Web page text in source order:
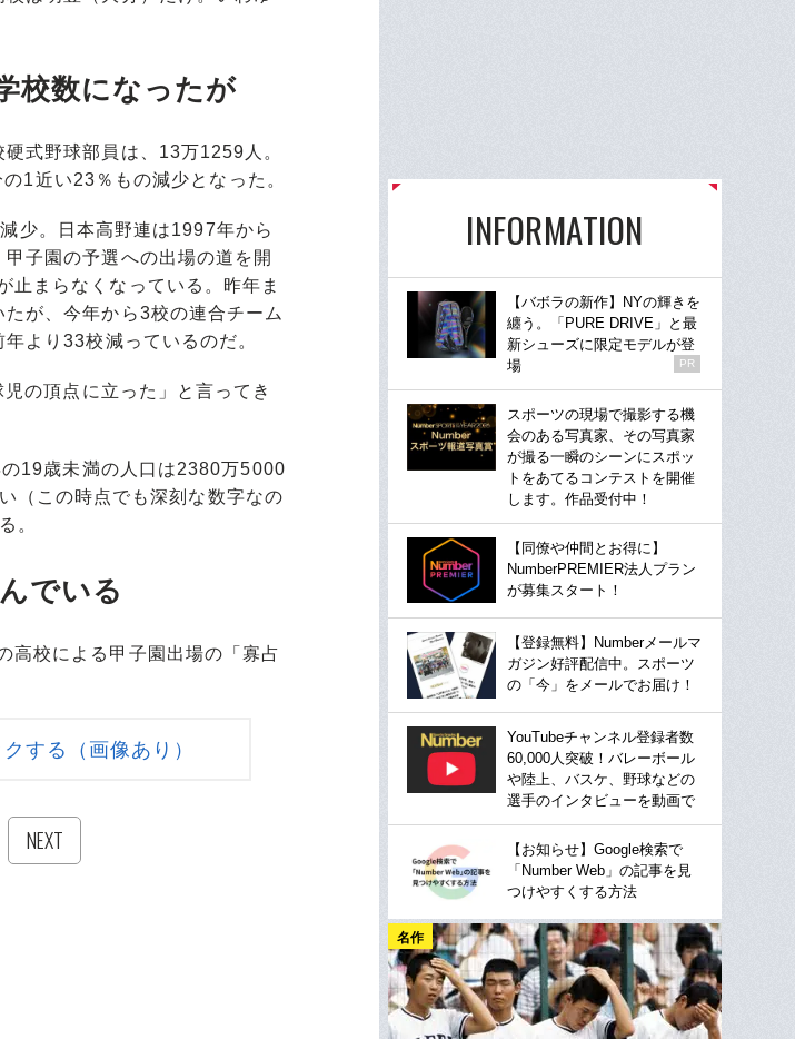
校数になったが
式野球部員は、13万1259人。
1近い23％もの減少となった。
少。日本高野連は1997年から
子園の予選への出場の道を開
止まらなくなっている。昨年ま
が、今年から3校の連合チーム
より33校減っているのだ。
の頂点に立った」と言ってき
19歳未満の人口は2380万5000
（この時点でも深刻な数字なの
。
でいる
高校による甲子園出場の「寡占
する（画像あり）
NEXT
INFORMATION
【バボラの新作】NYの輝きを
纏う。「PURE DRIVE」と最
新シューズに限定モデルが登
場
PR
スポーツの現場で撮影する機
会のある写真家、その写真家
が撮る一瞬のシーンにスポッ
トをあてるコンテストを開催
します。作品受付中！
【同僚や仲間とお得に】
NumberPREMIER法人プラン
が募集スタート！
【登録無料】Numberメールマ
ガジン好評配信中。スポーツ
の「今」をメールでお届け！
YouTubeチャンネル登録者数
60,000人突破！バレーボール
や陸上、バスケ、野球などの
選手のインタビューを動画で
【お知らせ】Google検索で
「Number Web」の記事を見
つけやすくする方法
名作